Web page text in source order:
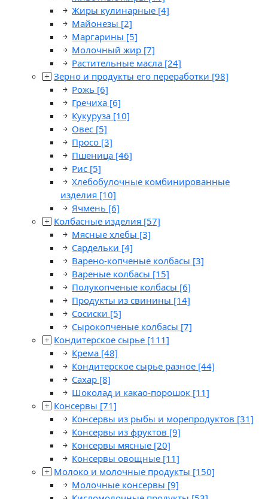
Жиры кулинарные [4]
Майонезы [2]
Маргарины [5]
Молочный жир [7]
Растительные масла [24]
Зерно и продукты его переработки [98]
Рожь [6]
Гречиха [6]
Кукуруза [10]
Овес [5]
Просо [3]
Пшеница [46]
Рис [5]
Хлебобулочные комбинированные
изделия [10]
Ячмень [6]
Колбасные изделия [57]
Мясные хлебы [3]
Сардельки [4]
Варено-копченые колбасы [3]
Вареные колбасы [15]
Полукопченые колбасы [6]
Продукты из свинины [14]
Сосиски [5]
Сырокопченые колбасы [7]
Кондитерское сырье [111]
Крема [48]
Кондитерское сырье разное [44]
Сахар [8]
Шоколад и какао-порошок [11]
Консервы [71]
Консервы из рыбы и морепродуктов [31]
Консервы из фруктов [9]
Консервы мясные [20]
Консервы овощные [11]
Молоко и молочные продукты [150]
Молочные консервы [9]